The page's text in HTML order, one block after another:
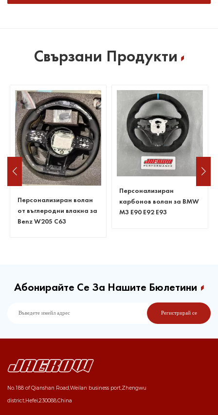
Свързани Продукти
Персонализиран волан
от въглеродни влакна за
Benz W205 C63
Персонализиран
карбонов волан за BMW
M3 E90 E92 E93
Абонирайте Се За Нашите Бюлетини
No.188 of Qianshan Road,Weilan business port,Zhengwu
district,Hefei,230088,China